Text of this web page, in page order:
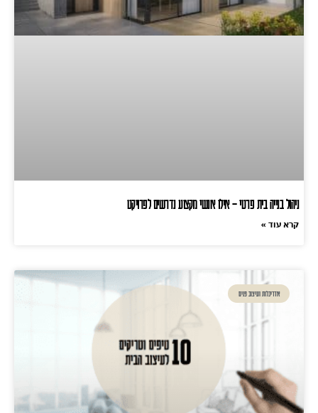
ניהול בנייה בית פרטי – אילו אנשי מקצוע נדרשים לפרויקט
קרא עוד »
אדריכלות ועיצוב פנים